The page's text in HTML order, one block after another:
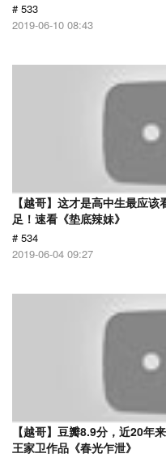
# 533
2019-06-10 08:43
【越哥】这才是高中生最应
足！速看《垫底辣妹》
# 534
2019-06-04 09:27
【越哥】豆瓣8.9分，近20年
王家卫作品《春光乍泄》